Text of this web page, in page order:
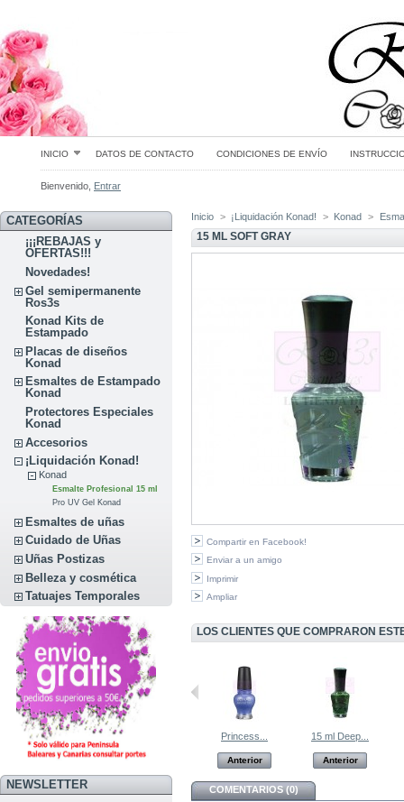
INICIO DATOS DE CONTACTO CONDICIONES DE ENVÍO
Bienvenido, Entrar
CATEGORÍAS
¡¡¡REBAJAS y
OFERTAS!!!
Novedades!
Gel semipermanente
Ros3s
Konad Kits de
Estampado
Placas de diseños
Konad
Esmaltes de Estampado
Konad
Protectores Especiales
Konad
Accesorios
¡Liquidación Konad!
Konad
Esmalte Profesional 15 ml
Pro UV Gel Konad
Esmaltes de uñas
Cuidado de Uñas
Uñas Postizas
Belleza y cosmética
Tatuajes Temporales
NEWSLETTER
Inicio > ¡Liquidación Konad! > Konad >
15 ML SOFT GRAY
Compartir en Facebook!
Enviar a un amigo
Imprimir
Ampliar
LOS CLIENTES QUE COMPRARON
SHINING...
Anterior
SHINING DEEP...
Anterior
Princess...
Anterior
15 ml Deep...
Anterior
COMENTARIOS (0)